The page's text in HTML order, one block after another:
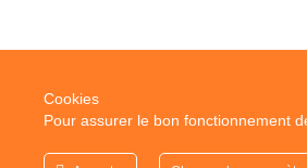
Cookies
Pour assurer le bon fonctionnement